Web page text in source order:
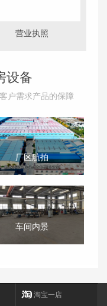
营业执照
设备
户需求产品的保障
厂区航拍
车间内景
淘宝一店